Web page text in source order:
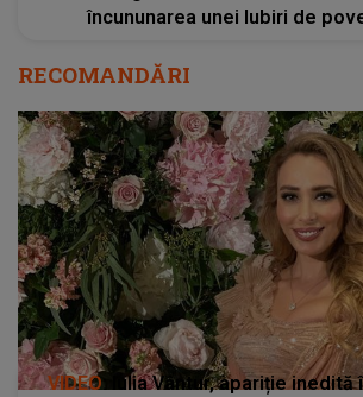
încununarea unei Iubiri de
RECOMANDĂRI
VIDEO : Iulia Vântur, apariție inedită